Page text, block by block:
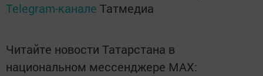
Telegram-канале Татмедиа
Читайте новости Татарстана в
национальном мессенджере MАХ: